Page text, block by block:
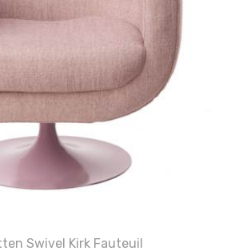
Swivel Kirk Fauteuil